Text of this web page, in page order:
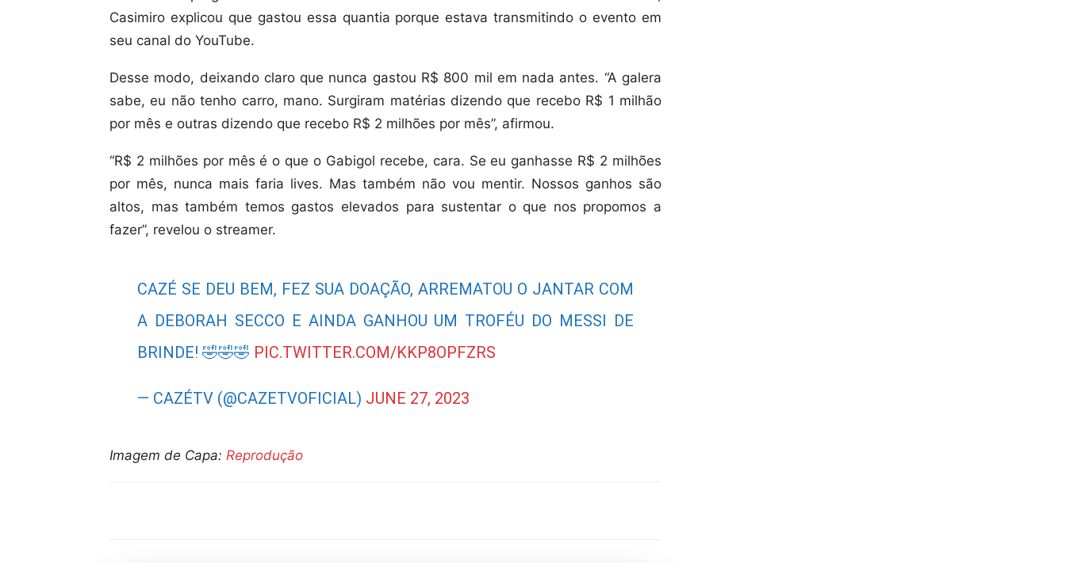
Casimiro explicou que gastou essa quantia porque estava transmitindo o evento em
seu canal do YouTube.
Desse modo, deixando claro que nunca gastou R$ 800 mil em nada antes. “A galera
sabe, eu não tenho carro, mano. Surgiram matérias dizendo que recebo R$ 1 milhão
por mês e outras dizendo que recebo R$ 2 milhões por mês”, afirmou.
“R$ 2 milhões por mês é o que o Gabigol recebe, cara. Se eu ganhasse R$ 2 milhões
por mês, nunca mais faria lives. Mas também não vou mentir. Nossos ganhos são
altos, mas também temos gastos elevados para sustentar o que nos propomos a
fazer”, revelou o streamer.
CAZÉ SE DEU BEM, FEZ SUA DOAÇÃO, ARREMATOU O JANTAR COM
A DEBORAH SECCO E AINDA GANHOU UM TROFÉU DO MESSI DE
BRINDE! 🤣🤣🤣 PIC.TWITTER.COM/KKP8OPFZRS
— CAZÉTV (@CAZETVOFICIAL) JUNE 27, 2023
Imagem de Capa: Reprodução